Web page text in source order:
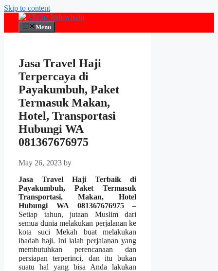
Skip to content
Menu
Jasa Travel Haji
Terpercaya di
Payakumbuh, Paket
Termasuk Makan,
Hotel, Transportasi
Hubungi WA
081367676975
May 26, 2023 by
Jasa Travel Haji Terbaik di
Payakumbuh, Paket Termasuk
Transportasi, Makan, Hotel
Hubungi WA 081367676975–
Setiap tahun, jutaan Muslim dari
semua dunia melakukan perjalanan ke
kota suci Mekah buat melakukan
ibadah haji. Ini ialah perjalanan yang
membutuhkan perencanaan dan
persiapan terperinci, dan itu bukan
suatu hal yang bisa Anda lakukan